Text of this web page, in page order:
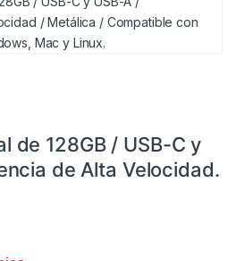
de 128GB / USB-C y
de Alta Velocidad.